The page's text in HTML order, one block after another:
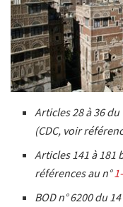
Articles 28 à 36
(CDC, voir
Articles 141 à 181
références au n°
BOD n° 6200 du